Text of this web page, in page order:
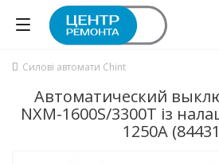
Силові автомати Chint
Автоматический
NXM-1600S/3300T із
1250А